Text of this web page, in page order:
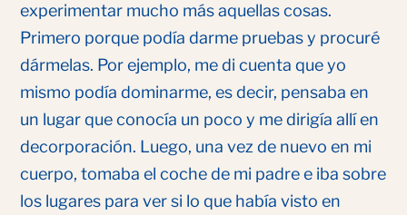
experimentar mucho más aquellas cosas.
Primero porque podía darme pruebas y procuré
dármelas. Por ejemplo, me di cuenta que yo
mismo podía dominarme, es decir, pensaba en
un lugar que conocía un poco y me dirigía allí en
decorporación. Luego, una vez de nuevo en mi
cuerpo, tomaba el coche de mi padre e iba sobre
los lugares para ver si lo que había visto en